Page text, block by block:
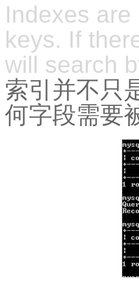
Indexes
keys. If
will search
索引并不只
何字段需要